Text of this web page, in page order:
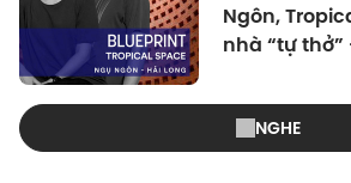
Ngôn,
nhà “tự
NGHE